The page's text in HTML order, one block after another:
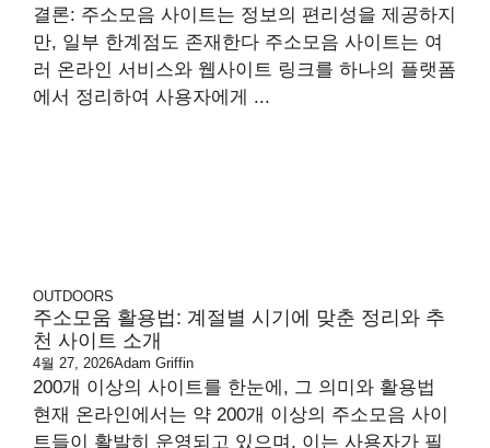
결론: 주소모음 사이트는 정보의 편리성을 제공하지
만, 일부 한계점도 존재한다 주소모음 사이트는 여
러 온라인 서비스와 웹사이트 링크를 하나의 플랫폼
에서 정리하여 사용자에게 ...
OUTDOORS
주소모움 활용법: 계절별 시기에 맞춘 정리와 추
천 사이트 소개
4월 27, 2026Adam Griffin
200개 이상의 사이트를 한눈에, 그 의미와 활용법
현재 온라인에서는 약 200개 이상의 주소모음 사이
트들이 활발히 운영되고 있으며, 이는 사용자가 필